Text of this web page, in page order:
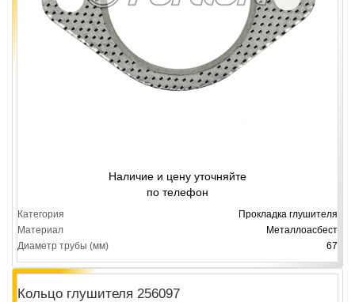
Наличие и цену уточняйте
по телефон
Категория
Прокладка глушителя
Материал
Металлоасбест
Диаметр трубы (мм)
67
Кольцо глушителя 256097